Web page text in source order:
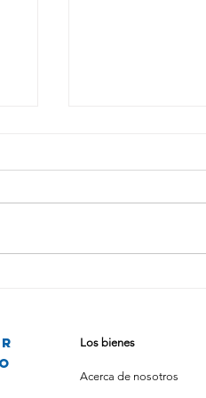
se
en
Los bienes
Acerca de nosotros